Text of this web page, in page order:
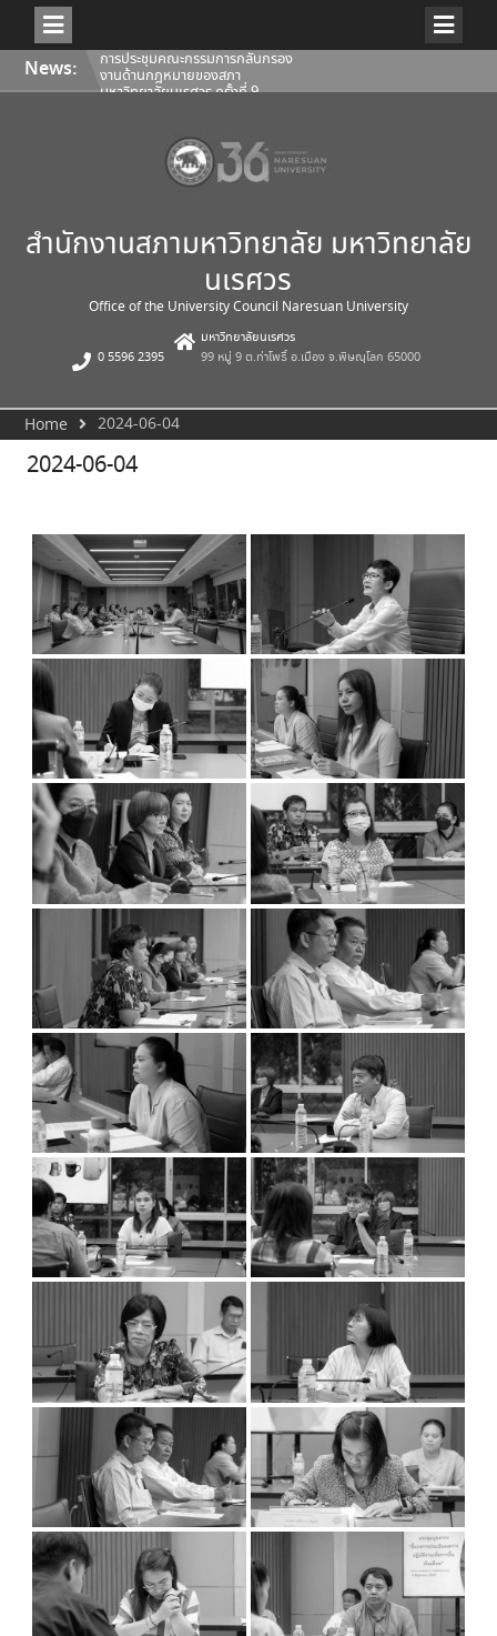
Skip
content
News:
(5/2569)
คำสั่งสภามหาวิทยาลัยนเรศวร ที่
22/2569 เรื่อง แต่งตั้งคณบดีคณะ
แพทยศาสตร์
สำนักงานสภามหาวิทยาลัย ครั้งที่
สำนักงานสภามหาวิทยาลัย มหาวิทยาลัย
นเรศวร
Office of the University Council Naresuan University
0 5596 2395
มหาวิทยาลัยนเรศวร
99 หมู่ 9 ต.ท่าโพธิ์ อ.เมือง จ.พิษณุโลก 65000
Home 2024-06-04
2024-06-04